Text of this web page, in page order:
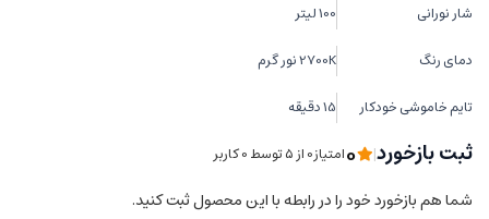
شار نورانی 100 لیتر
دمای رنگ 2700K نور گرم
تایم خاموشی خودکار 15 دقیقه
ثبت بازخورد|
0امتیاز0 از ۵ توسط 0 کاربر
شما هم بازخورد خود را در رابطه با این محصول ثبت کنید.